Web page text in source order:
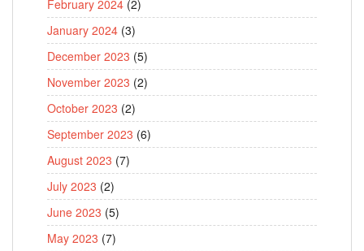
February 2024 (2)
January 2024 (3)
December 2023 (5)
November 2023 (2)
October 2023 (2)
September 2023 (6)
August 2023 (7)
July 2023 (2)
June 2023 (5)
May 2023 (7)